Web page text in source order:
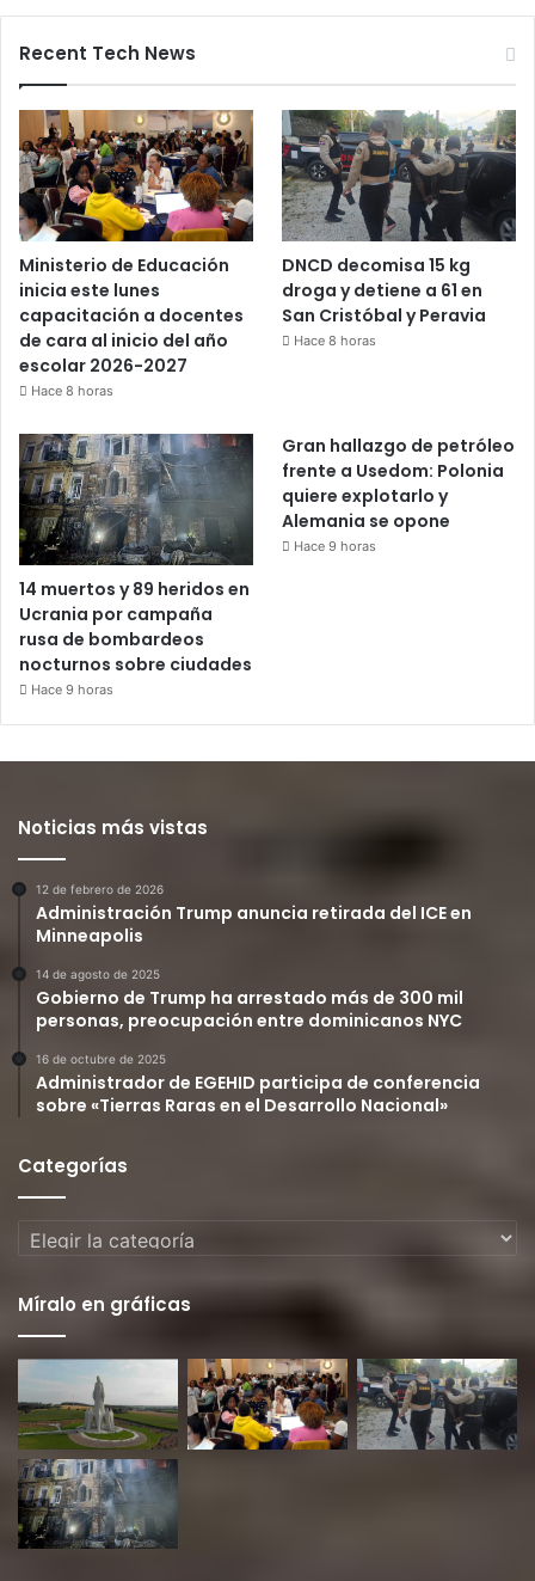
Recent Tech News
Ministerio de Educación
inicia este lunes
capacitación a docentes
de cara al inicio del año
escolar 2026-2027
Hace 8 horas
DNCD decomisa 15 kg
droga y detiene a 61 en
San Cristóbal y Peravia
Hace 8 horas
14 muertos y 89 heridos en
Ucrania por campaña
rusa de bombardeos
nocturnos sobre ciudades
Hace 9 horas
Gran hallazgo de petróleo
frente a Usedom: Polonia
quiere explotarlo y
Alemania se opone
Hace 9 horas
Noticias más vistas
12 de febrero de 2026
Administración Trump anuncia retirada del ICE en
Minneapolis
14 de agosto de 2025
Gobierno de Trump ha arrestado más de 300 mil
personas, preocupación entre dominicanos NYC
16 de octubre de 2025
Administrador de EGEHID participa de conferencia
sobre «Tierras Raras en el Desarrollo Nacional»
Categorías
Categorías
Míralo en gráficas